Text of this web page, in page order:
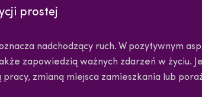
prostej
nadchodzący ruch. W pozytywnym
zapowiedzią ważnych zdarzeń w życiu.
pracy, zmianą miejsca zamieszkania lub